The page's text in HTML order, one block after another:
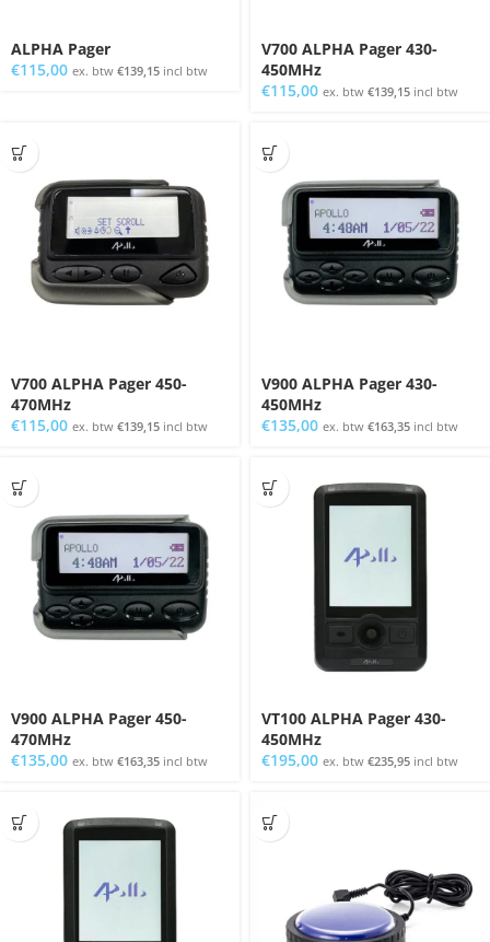
ALPHA Pager
€115,00 ex. btw €139,15 incl btw
V700 ALPHA Pager 430-
450MHz
€115,00 ex. btw €139,15 incl btw
V700 ALPHA Pager 450-
470MHz
€115,00 ex. btw €139,15 incl btw
V900 ALPHA Pager 430-
450MHz
€135,00 ex. btw €163,35 incl btw
V900 ALPHA Pager 450-
470MHz
€135,00 ex. btw €163,35 incl btw
VT100 ALPHA Pager 430-
450MHz
€195,00 ex. btw €235,95 incl btw